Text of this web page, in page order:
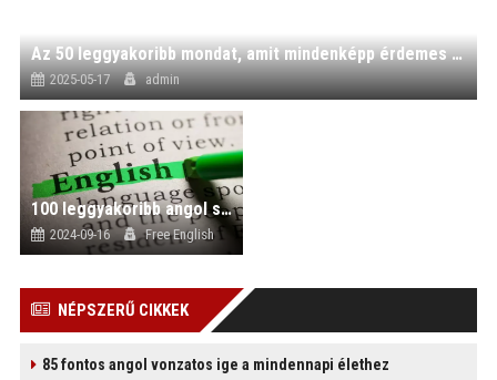
Az 50 leggyakoribb mondat, amit mindenképp érdemes tudni
2025-05-17 admin
100 leggyakoribb angol szó
2024-09-16 Free English
NÉPSZERŰ CIKKEK
85 fontos angol vonzatos ige a mindennapi élethez